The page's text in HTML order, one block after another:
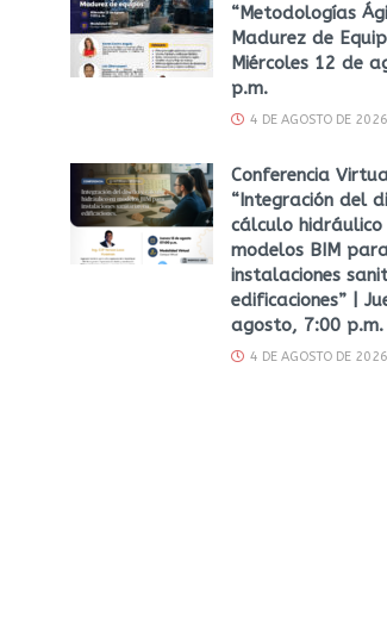
“Metodologías
Madurez de
Miércoles 12 de
p.m.
4 DE AGOSTO DE 2026
Conferencia
“Integración del
cálculo hidráulico
modelos BIM
instalaciones
edificaciones” |
agosto, 7:00 p.m.
4 DE AGOSTO DE 2026